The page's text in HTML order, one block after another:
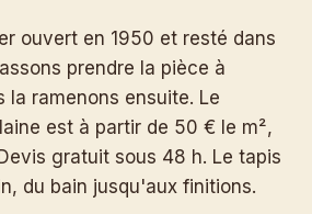
ouvert en 1950 et resté dans
prendre la pièce à
la ramenons ensuite. Le
est à partir de 50 € le m²,
gratuit sous 48 h. Le tapis
du bain jusqu'aux finitions.